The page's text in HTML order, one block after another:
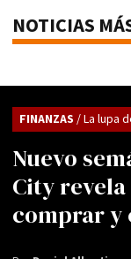
NOTICIAS
Nuevo
City
comprar y
FINANZAS / La lupa